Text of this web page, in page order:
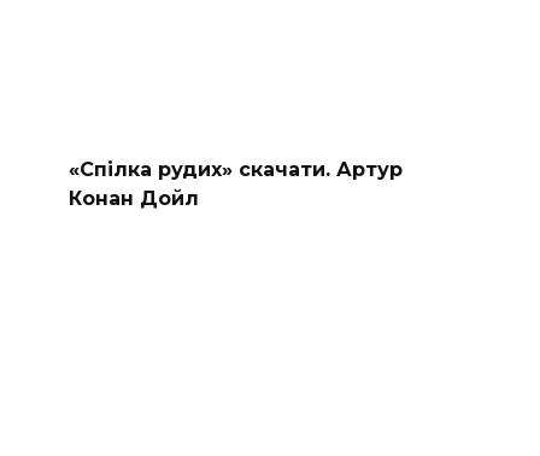
«Спілка рудих» скачати. Артур
Конан Дойл